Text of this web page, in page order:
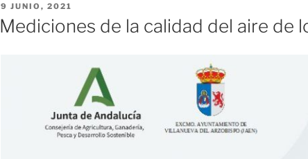
PUBLICADO
EL
9 JUNIO, 2021
Mediciones de la calidad del aire de